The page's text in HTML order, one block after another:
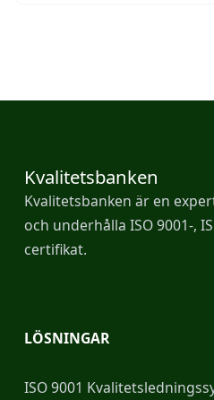
Kvalitetsbanken
Kvalitetsbanken är en
och underhålla ISO 9001-,
certifikat.
LÖSNINGAR
ISO 9001